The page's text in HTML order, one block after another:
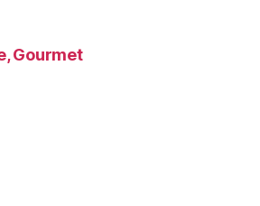
Gourmet